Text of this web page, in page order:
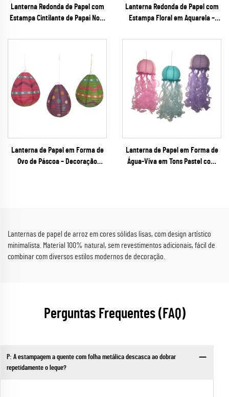
Lanterna Redonda de Papel com
Estampa Cintilante de Papai Noel
Lanterna Redonda de Papel com
Estampa Floral em Aquarela –
em Tons Pastel para Casamentos
de Primavera e Festas em Jardim
Lanterna de Papel em Forma de
Ovo de Páscoa – Decoração
Lanterna de Papel em Forma de
Água-Viva em Tons Pastel com
Lanternas de papel de arroz em cores sólidas lisas, com design artístico
minimalista. Material 100% natural, sem revestimentos adicionais, fácil de
combinar com diversos estilos modernos de decoração.
Perguntas Frequentes (FAQ)
P: A estampagem a quente com folha metálica descasca ao dobrar
repetidamente o leque?